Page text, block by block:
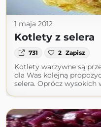
1 maja 2012
Kotlety z selera
731 2 Zapisz
Kotlety warzywne są
dla Was kolejną
selera. Oprócz wysokich